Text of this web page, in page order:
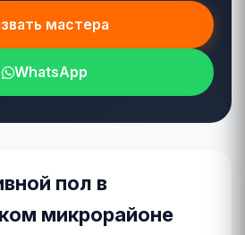
мастера
WhatsApp
пол в
микрорайоне